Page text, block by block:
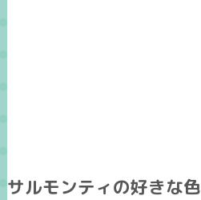
サルモンティの好きな色